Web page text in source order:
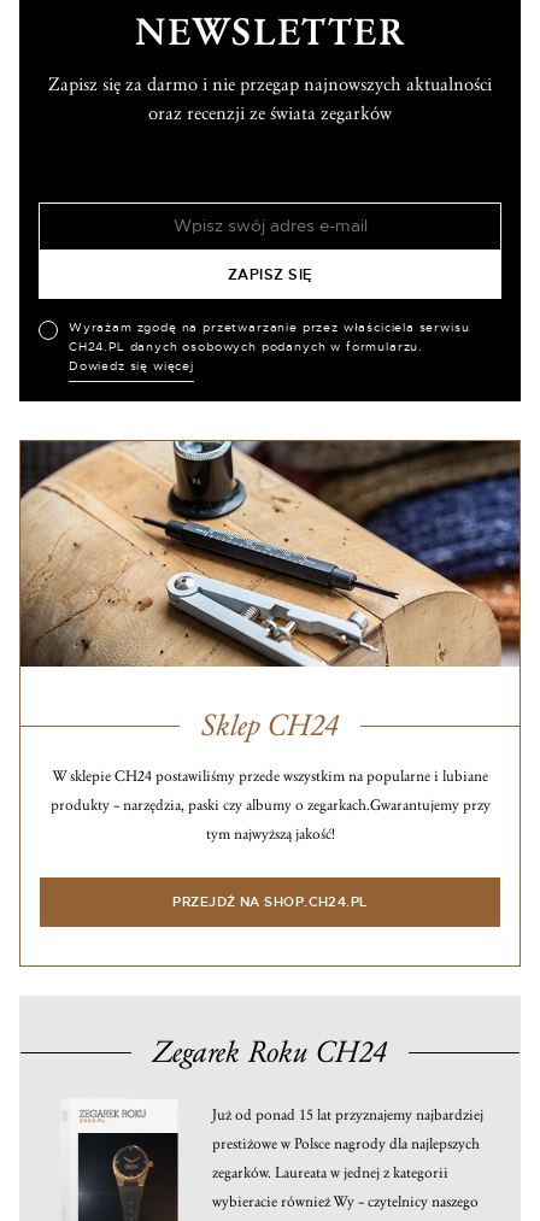
NEWSLETTER
Zapisz się za darmo i nie przegap najnowszych aktualności
oraz recenzji ze świata zegarków
Wyrażam zgodę na przetwarzanie przez właściciela serwisu
CH24.PL danych osobowych podanych w formularzu.
Dowiedz się więcej
Sklep CH24
W sklepie CH24 postawiliśmy przede wszystkim na popularne i lubiane
produkty – narzędzia, paski czy albumy o zegarkach.Gwarantujemy przy
tym najwyższą jakość!
PRZEJDŹ NA SHOP.CH24.PL
Zegarek Roku CH24
Już od ponad 15 lat przyznajemy najbardziej
prestiżowe w Polsce nagrody dla najlepszych
zegarków. Laureata w jednej z kategorii
wybieracie również Wy – czytelnicy naszego